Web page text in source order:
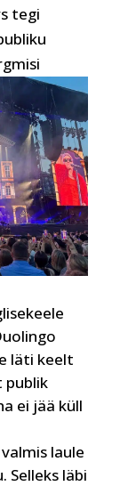
tegi
läti keelt
publik
ei jää küll
laule
Selleks läbi